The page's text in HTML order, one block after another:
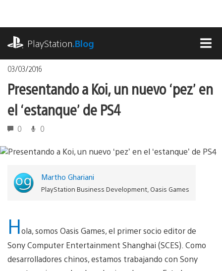
contenido
PlayStation.Blog
03/03/2016
Presentando a Koi, un nuevo ‘pez’ en
el ‘estanque’ de PS4
0 0
Martho Ghariani
PlayStation Business Development, Oasis Games
Hola, somos Oasis Games, el primer socio editor de
Sony Computer Entertainment Shanghai (SCES). Como
desarrolladores chinos, estamos trabajando con Sony